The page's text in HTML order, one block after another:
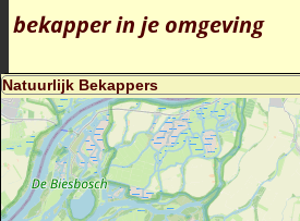
bekapper in je omgeving